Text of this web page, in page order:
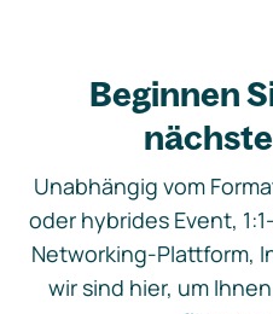
Beginnen
Unabhängig vom
oder hybrides Event,
Networking-Plattform,
wir sind hier, um